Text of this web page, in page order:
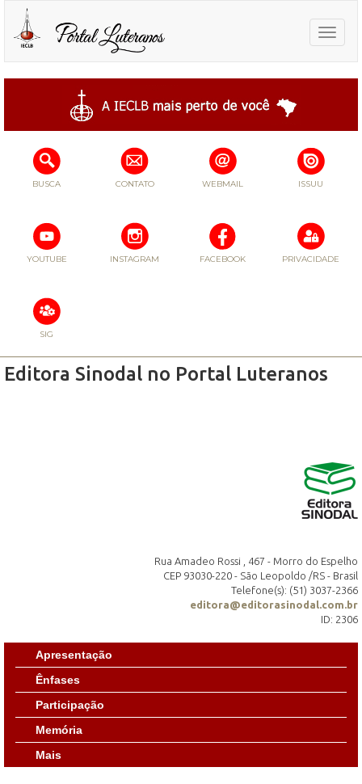
Toggle
BUSCA CONTATO WEBMAIL ISSUU
YOUTUBE INSTAGRAM FACEBOOK PRIVACIDADE
SIG
Editora Sinodal no Portal Luteranos
Rua Amadeo Rossi , 467 - Morro do Espelho
CEP 93030-220 - São Leopoldo /RS - Brasil
Telefone(s): (51) 3037-2366
editora@editorasinodal.com.br
ID: 2306
Apresentação
Ênfases
Participação
Memória
Mais